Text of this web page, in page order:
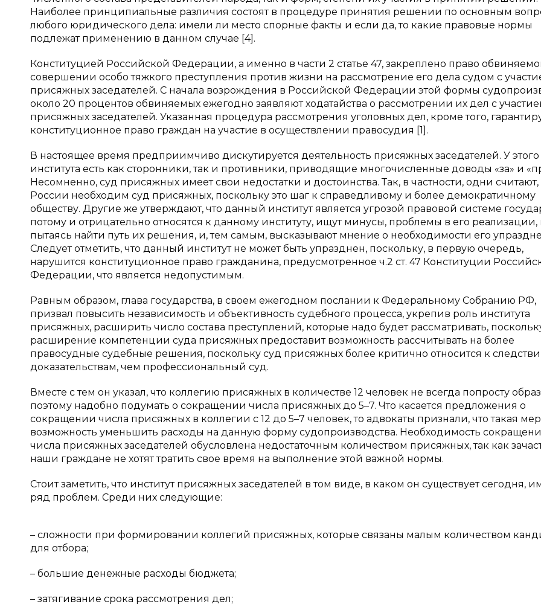
Наиболее принципиальные различия состоят в процедуре принятия решении по основным
любого юридического дела: имели ли место спорные факты и если да, то какие правовые нормы
подлежат применению в данном случае [4].
Конституцией Российской Федерации, а именно в части 2 статье 47, закреплено право
совершении особо тяжкого преступления против жизни на рассмотрение его дела судом с
присяжных заседателей. С начала возрождения в Российской Федерации этой формы
около 20 процентов обвиняемых ежегодно заявляют ходатайства о рассмотрении их дел с
присяжных заседателей. Указанная процедура рассмотрения уголовных дел, кроме того,
конституционное право граждан на участие в осуществлении правосудия [1].
В настоящее время предприимчиво дискутируется деятельность присяжных заседателей. У этого
института есть как сторонники, так и противники, приводящие многочисленные доводы «за» и
Несомненно, суд присяжных имеет свои недостатки и достоинства. Так, в частности, одни считают,
России необходим суд присяжных, поскольку это шаг к справедливому и более демократичному
обществу. Другие же утверждают, что данный институт является угрозой правовой системе
потому и отрицательно относятся к данному институту, ищут минусы, проблемы в его реализации,
пытаясь найти путь их решения, и, тем самым, высказывают мнение о необходимости его
Следует отметить, что данный институт не может быть упразднен, поскольку, в первую очередь,
нарушится конституционное право гражданина, предусмотренное ч.2 ст. 47 Конституции
Федерации, что является недопустимым.
Равным образом, глава государства, в своем ежегодном послании к Федеральному Собранию РФ,
призвал повысить независимость и объективность судебного процесса, укрепив роль института
присяжных, расширить число состава преступлений, которые надо будет рассматривать,
расширение компетенции суда присяжных предоставит возможность рассчитывать на более
правосудные судебные решения, поскольку суд присяжных более критично относится к
доказательствам, чем профессиональный суд.
Вместе с тем он указал, что коллегию присяжных в количестве 12 человек не всегда попросту
поэтому надобно подумать о сокращении числа присяжных до 5–7. Что касается предложения о
сокращении числа присяжных в коллегии с 12 до 5–7 человек, то адвокаты признали, что такая
возможность уменьшить расходы на данную форму судопроизводства. Необходимость
числа присяжных заседателей обусловлена недостаточным количеством присяжных, так как
наши граждане не хотят тратить свое время на выполнение этой важной нормы.
Стоит заметить, что институт присяжных заседателей в том виде, в каком он существует сегодня,
ряд проблем. Среди них следующие:
– сложности при формировании коллегий присяжных, которые связаны малым количеством
для отбора;
– большие денежные расходы бюджета;
– затягивание срока рассмотрения дел;